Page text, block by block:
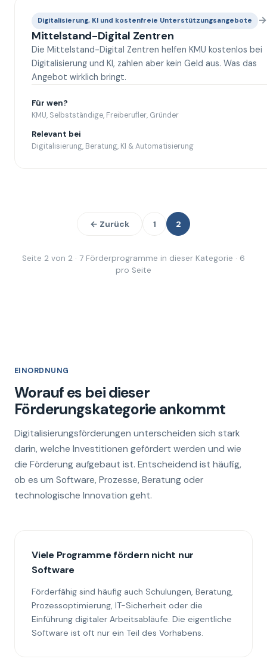
Digitalisierung, KI und kostenfreie Unterstützungsangebote →
Mittelstand-Digital Zentren
Die Mittelstand-Digital Zentren helfen KMU kostenlos bei
Digitalisierung und KI, zahlen aber kein Geld aus. Was das
Angebot wirklich bringt.
Für wen?
KMU, Selbstständige, Freiberufler, Gründer
Relevant bei
Digitalisierung, Beratung, KI & Automatisierung
← Zurück 1 2
Seite 2 von 2 · 7 Förderprogramme in dieser Kategorie · 6
pro Seite
EINORDNUNG
Worauf es bei dieser
Förderungskategorie ankommt
Digitalisierungsförderungen unterscheiden sich stark
darin, welche Investitionen gefördert werden und wie
die Förderung aufgebaut ist. Entscheidend ist häufig,
ob es um Software, Prozesse, Beratung oder
technologische Innovation geht.
Viele Programme fördern nicht nur
Software
Förderfähig sind häufig auch Schulungen, Beratung,
Prozessoptimierung, IT-Sicherheit oder die
Einführung digitaler Arbeitsabläufe. Die eigentliche
Software ist oft nur ein Teil des Vorhabens.